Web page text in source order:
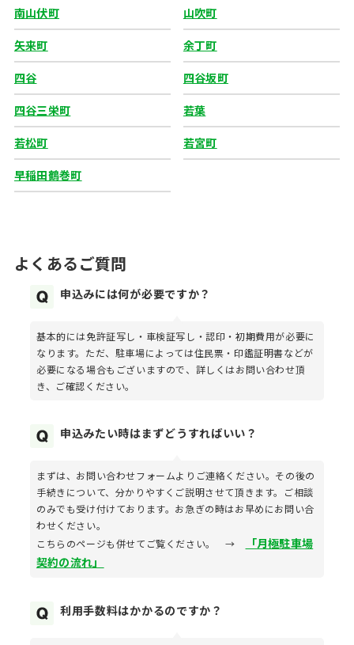
南山伏町 山吹町
矢来町 余丁町
四谷 四谷坂町
四谷三栄町 若葉
若松町 若宮町
早稲田鶴巻町
よくあるご質問
申込みには何が必要ですか？
基本的には免許証写し・車検証写し・認印・初期費用が必要に
なります。ただ、駐車場によっては住民票・印鑑証明書などが
必要になる場合もございますので、詳しくはお問い合わせ頂
き、ご確認ください。
申込みたい時はまずどうすればいい？
まずは、お問い合わせフォームよりご連絡ください。その後の
手続きについて、分かりやすくご説明させて頂きます。ご相談
のみでも受け付けております。お急ぎの時はお早めにお問い合
わせください。
こちらのページも併せてご覧ください。 →
「月極駐車場
契約の流れ」
利用手数料はかかるのですか？